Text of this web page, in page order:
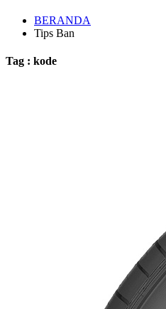
BERANDA
Tips Ban
Tag : kode